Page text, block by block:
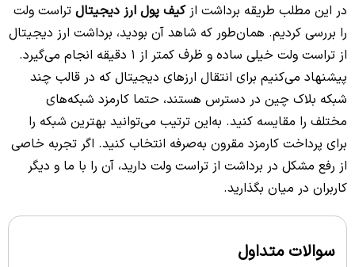
در این مطلب طریقه برداشت ازکیف پول ارز دیجیتال تراست ولت
را بررسی کردیم. همان‌طور که شاهد آن بودید، برداشت ارز دیجیتال
از تراست ولت خیلی ساده و ظرف کمتر از 1 دقیقه انجام می‌گیرد.
پیشنهاد می‌کنیم برای انتقال ارزهای دیجیتال که در قالب چند
شبکه بلاک چین در دسترس هستند، حتما کارمزد شبکه‌های
مختلف را مقایسه کنید. به‌این ترتیب می‌توانید بهترین شبکه را
برای پرداخت کارمزد مقرون‌ به‌صرفه انتخاب کنید. اگر تجربه خاصی
از رفع مشکل در برداشت از تراست ولت دارید، آن را با ما و دیگر
کاربران در میان بگذارید.
سوالات متداول